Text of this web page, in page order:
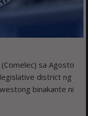
sa Agosto
district ng
binakante ni